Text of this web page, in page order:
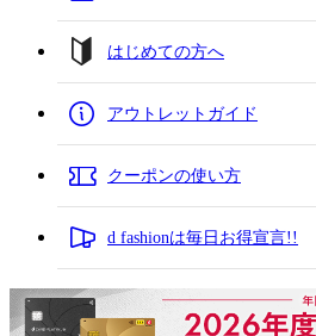
はじめての方へ
アウトレットガイド
クーポンの使い方
d fashionは毎日お得宣言!!